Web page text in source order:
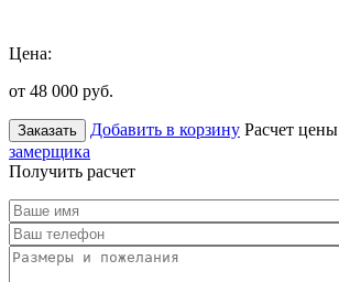
Цена:
от 48 000 руб.
Заказать Добавить в корзину Расчет цены
замерщика
Получить расчет